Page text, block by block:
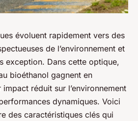
évoluent rapidement vers des
de l’environnement et
exception. Dans cette optique,
bioéthanol gagnent en
réduit sur l’environnement
dynamiques. Voici
des caractéristiques clés qui